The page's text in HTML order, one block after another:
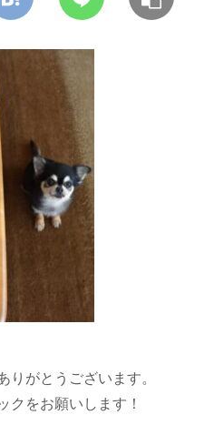
りがとうございます。
クをお願いします！